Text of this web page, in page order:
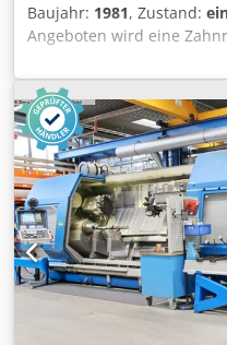
Baujahr: 1981, Zustand:
Angeboten wird eine
Raddurchmesser: 630mm,
Modulbereich: 1-12,
Hublänge: 225mm,
Fußkreisdurchmesser:
630mm,
Werkstückabmessungen
max. Werkstückgewicht:
Schleifscheibenbohrung:
30mm,
6300kg. Inklusive Schrank
Gegenhalter.
nach Absprache möglich.